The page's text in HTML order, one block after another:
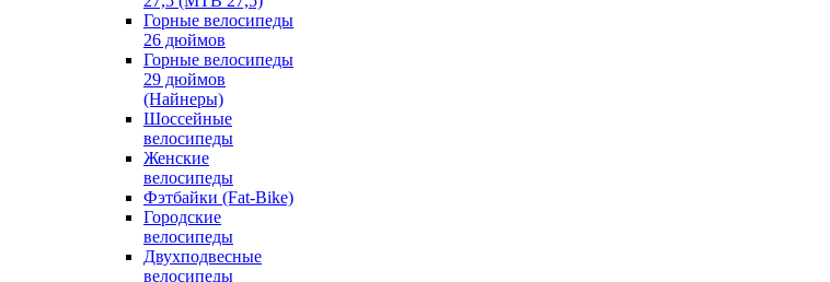
Горные велосипеды
26 дюймов
Горные велосипеды
29 дюймов
(Найнеры)
Шоссейные
велосипеды
Женские
велосипеды
Фэтбайки (Fat-Bike)
Городские
велосипеды
Двухподвесные
велосипеды